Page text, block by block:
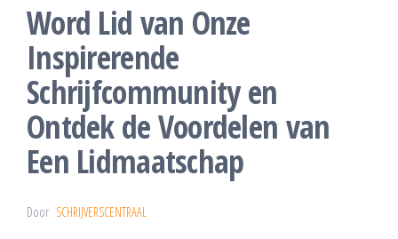
Word Lid van Onze
Inspirerende
Schrijfcommunity en
Ontdek de Voordelen van
Een Lidmaatschap
Door SCHRIJVERSCENTRAAL